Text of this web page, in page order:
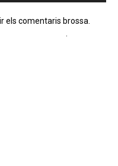
els comentaris brossa.